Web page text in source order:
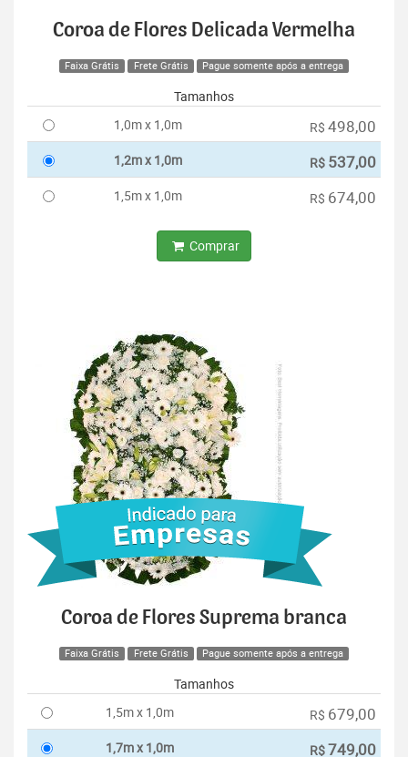
Coroa de Flores Delicada Vermelha
Faixa Grátis Frete Grátis Pague somente após a entrega
Tamanhos
1,0m x 1,0m
R$ 498,00
1,2m x 1,0m R$ 537,00
1,5m x 1,0m R$ 674,00
Comprar
Coroa de Flores Suprema branca
Faixa Grátis Frete Grátis Pague somente após a entrega
Tamanhos
1,5m x 1,0m
R$ 679,00
1,7m x 1,0m R$749,00